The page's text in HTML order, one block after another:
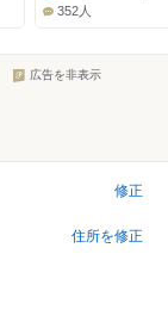
352人
広告を非表示
修正
住所を修正